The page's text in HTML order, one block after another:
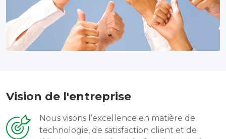
Vision de l'entreprise
Nous visons l’excellence en matière de
technologie, de satisfaction client et de